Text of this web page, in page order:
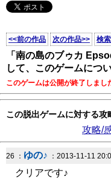
<<前の作品 次の作品>> 検
「南の島のブゥカ
して、このゲームにつ
このゲームは公開が終了しまし
この脱出ゲームに対する
攻略/
26 ： ゆの♪ ：2013-11-11
クリアです♪